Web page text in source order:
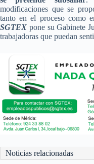
modificaciones que se
tanto en el proceso como
SGTEX pone su Gabinete
trabajadoras que puedan
Noticias relacionadas